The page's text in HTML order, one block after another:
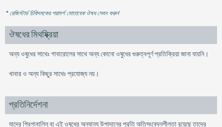
* রেজিস্টার্ড চিকিৎসকের পরামর্শ মোতাবেক ঔষধ সেবন করুন'
ঔষধের মিথষ্ক্রিয়া
অন্য ওষুধের সাথেঃ গাবারোলের সাথে অন্য কোনো ওষুধের গুরুত্বপূর্ণ প্রতিক্রিয়া জানা যায়নি।
খাবার ও অন্য কিছুর সাথেঃ প্রযোজ্য নয়।
প্রতিনির্দেশনা
যাদের প্রিগাবালিন বা এই ওষুধের অন্যান্য উপাদানের প্রতি অতিসংবেদনশীলতা রয়েছে তাদের